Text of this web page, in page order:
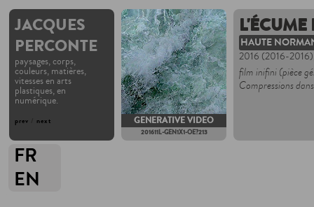
JACQUES
PERCONTE
paysages, corps,
couleurs, matières,
vitesses en arts
plastiques, en
numérique.
prev next GENERATIVE VIDEO
201611L-GEN1X1-OE?213
L'ÉCUME
HAUTE
2016 (2016-
film inifini (pièce
Compressions
FR
EN